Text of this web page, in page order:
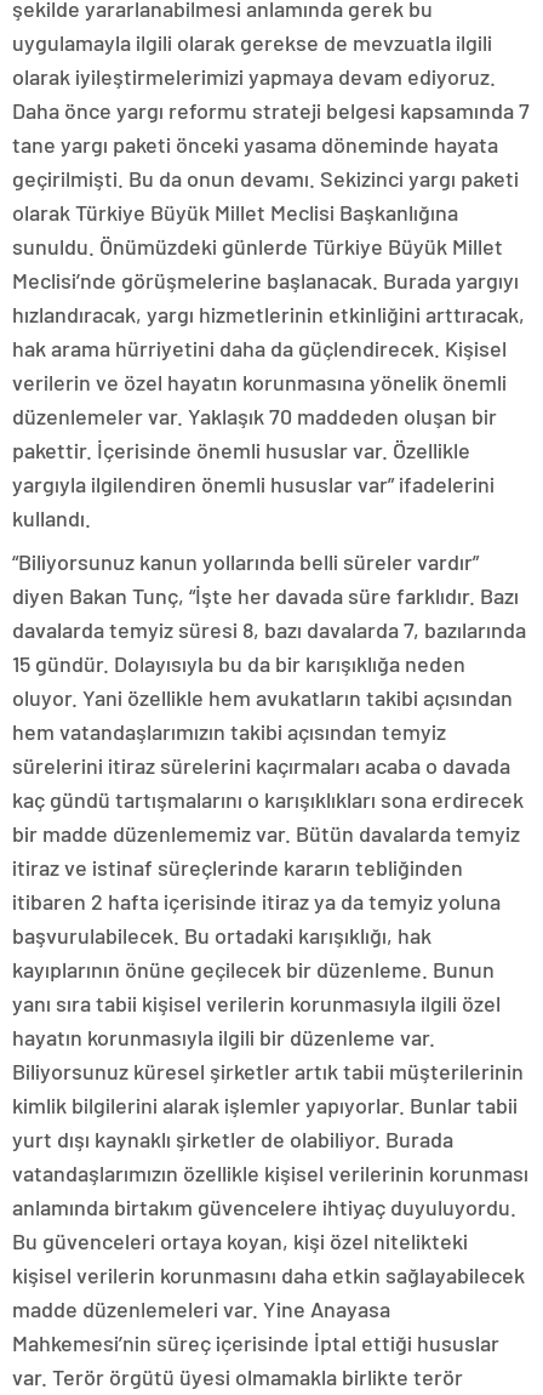
şekilde yararlanabilmesi anlamında gerek bu
uygulamayla ilgili olarak gerekse de mevzuatla ilgili
olarak iyileştirmelerimizi yapmaya devam ediyoruz.
Daha önce yargı reformu strateji belgesi kapsamında 7
tane yargı paketi önceki yasama döneminde hayata
geçirilmişti. Bu da onun devamı. Sekizinci yargı paketi
olarak Türkiye Büyük Millet Meclisi Başkanlığına
sunuldu. Önümüzdeki günlerde Türkiye Büyük Millet
Meclisi’nde görüşmelerine başlanacak. Burada yargıyı
hızlandıracak, yargı hizmetlerinin etkinliğini arttıracak,
hak arama hürriyetini daha da güçlendirecek. Kişisel
verilerin ve özel hayatın korunmasına yönelik önemli
düzenlemeler var. Yaklaşık 70 maddeden oluşan bir
pakettir. İçerisinde önemli hususlar var. Özellikle
yargıyla ilgilendiren önemli hususlar var” ifadelerini
kullandı.
“Biliyorsunuz kanun yollarında belli süreler vardır”
diyen Bakan Tunç, “İşte her davada süre farklıdır. Bazı
davalarda temyiz süresi 8, bazı davalarda 7, bazılarında
15 gündür. Dolayısıyla bu da bir karışıklığa neden
oluyor. Yani özellikle hem avukatların takibi açısından
hem vatandaşlarımızın takibi açısından temyiz
sürelerini itiraz sürelerini kaçırmaları acaba o davada
kaç gündü tartışmalarını o karışıklıkları sona erdirecek
bir madde düzenlememiz var. Bütün davalarda temyiz
itiraz ve istinaf süreçlerinde kararın tebliğinden
itibaren 2 hafta içerisinde itiraz ya da temyiz yoluna
başvurulabilecek. Bu ortadaki karışıklığı, hak
kayıplarının önüne geçilecek bir düzenleme. Bunun
yanı sıra tabii kişisel verilerin korunmasıyla ilgili özel
hayatın korunmasıyla ilgili bir düzenleme var.
Biliyorsunuz küresel şirketler artık tabii müşterilerinin
kimlik bilgilerini alarak işlemler yapıyorlar. Bunlar tabii
yurt dışı kaynaklı şirketler de olabiliyor. Burada
vatandaşlarımızın özellikle kişisel verilerinin korunması
anlamında birtakım güvencelere ihtiyaç duyuluyordu.
Bu güvenceleri ortaya koyan, kişi özel nitelikteki
kişisel verilerin korunmasını daha etkin sağlayabilecek
madde düzenlemeleri var. Yine Anayasa
Mahkemesi’nin süreç içerisinde İptal ettiği hususlar
var. Terör örgütü üyesi olmamakla birlikte terör